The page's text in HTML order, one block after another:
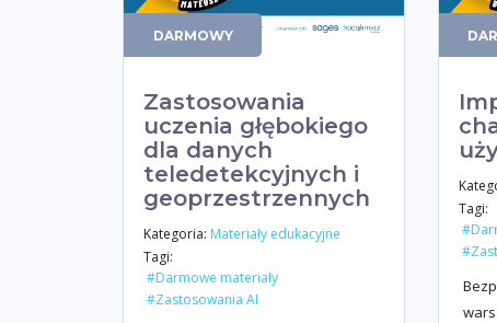
Zastosowania
uczenia głębokiego
dla danych
teledetekcyjnych i
geoprzestrzennych
Kategoria: Materiały edukacyjne
Tagi:
#Darmowe materiały
#Zastosowania AI
DARMOWY
Tagi: